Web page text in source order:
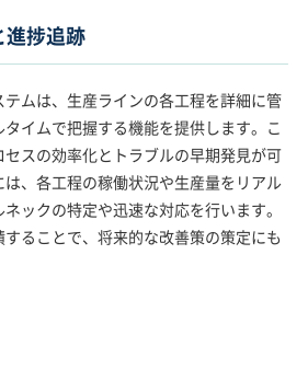
捗追跡
ムは、生産ラインの各工程を詳細に管
イムで把握する機能を提供します。こ
スの効率化とトラブルの早期発見が可
、各工程の稼働状況や生産量をリアル
ックの特定や迅速な対応を行います。
ることで、将来的な改善策の策定にも